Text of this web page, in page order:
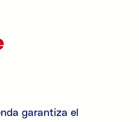
garantiza el